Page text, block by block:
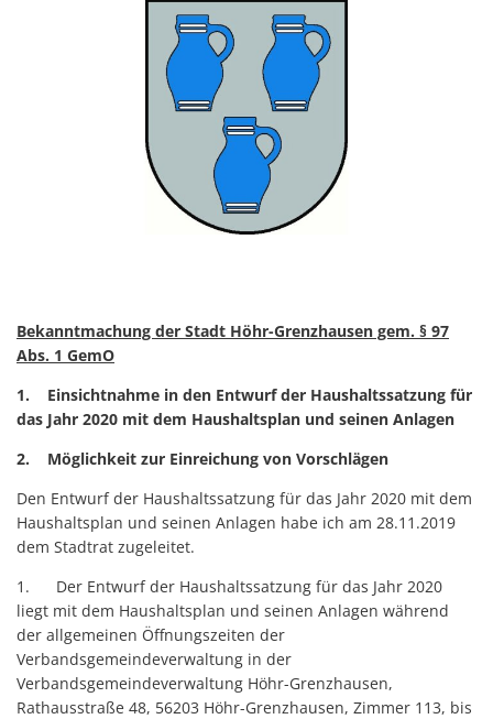
Bekanntmachung der Stadt Höhr-Grenzhausen gem. § 97
Abs. 1 GemO
1. Einsichtnahme in den Entwurf der Haushaltssatzung für
das Jahr 2020 mit dem Haushaltsplan und seinen Anlagen
2. Möglichkeit zur Einreichung von Vorschlägen
Den Entwurf der Haushaltssatzung für das Jahr 2020 mit dem
Haushaltsplan und seinen Anlagen habe ich am 28.11.2019
dem Stadtrat zugeleitet.
1. Der Entwurf der Haushaltssatzung für das Jahr 2020
liegt mit dem Haushaltsplan und seinen Anlagen während
der allgemeinen Öffnungszeiten der
Verbandsgemeindeverwaltung in der
Verbandsgemeindeverwaltung Höhr-Grenzhausen,
Rathausstraße 48, 56203 Höhr-Grenzhausen, Zimmer 113, bis